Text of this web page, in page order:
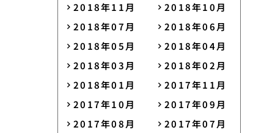
2018年11月
2018年10月
2018年07月
2018年06月
2018年05月
2018年04月
2018年03月
2018年02月
2018年01月
2017年11月
2017年10月
2017年09月
2017年08月
2017年07月